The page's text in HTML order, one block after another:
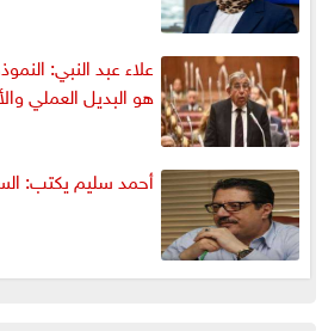
علاء عبد النبي:
هو البديل العملي
أحمد سليم يكتب: